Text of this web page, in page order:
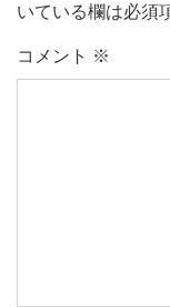
いている欄は必須
コメント ※